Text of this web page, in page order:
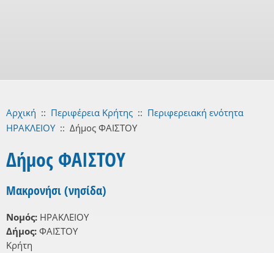
Αρχική :: Περιφέρεια Κρήτης :: Περιφερειακή ενότητα
ΗΡΑΚΛΕΙΟΥ :: Δήμος ΦΑΙΣΤΟΥ
Δήμος ΦΑΙΣΤΟΥ
Μακρονήσι (νησίδα)
Νομός: ΗΡΑΚΛΕΙΟΥ
Δήμος: ΦΑΙΣΤΟΥ
Κρήτη